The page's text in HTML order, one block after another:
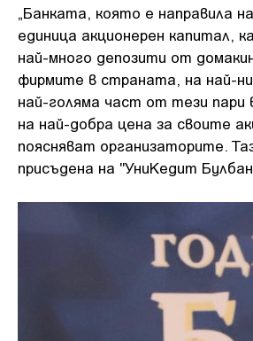
„Банката, която е направила
единица акционерен капитал,
най-много депозити от
фирмите в страната, на най-
най-голяма част от тези пари
на най-добра цена за своите
поясняват организаторите.
присъдена на "УниКедит